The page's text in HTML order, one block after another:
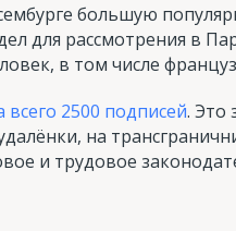
большую
для рассмотрения в
в том числе
2500 подписей. Это
на
и трудовое